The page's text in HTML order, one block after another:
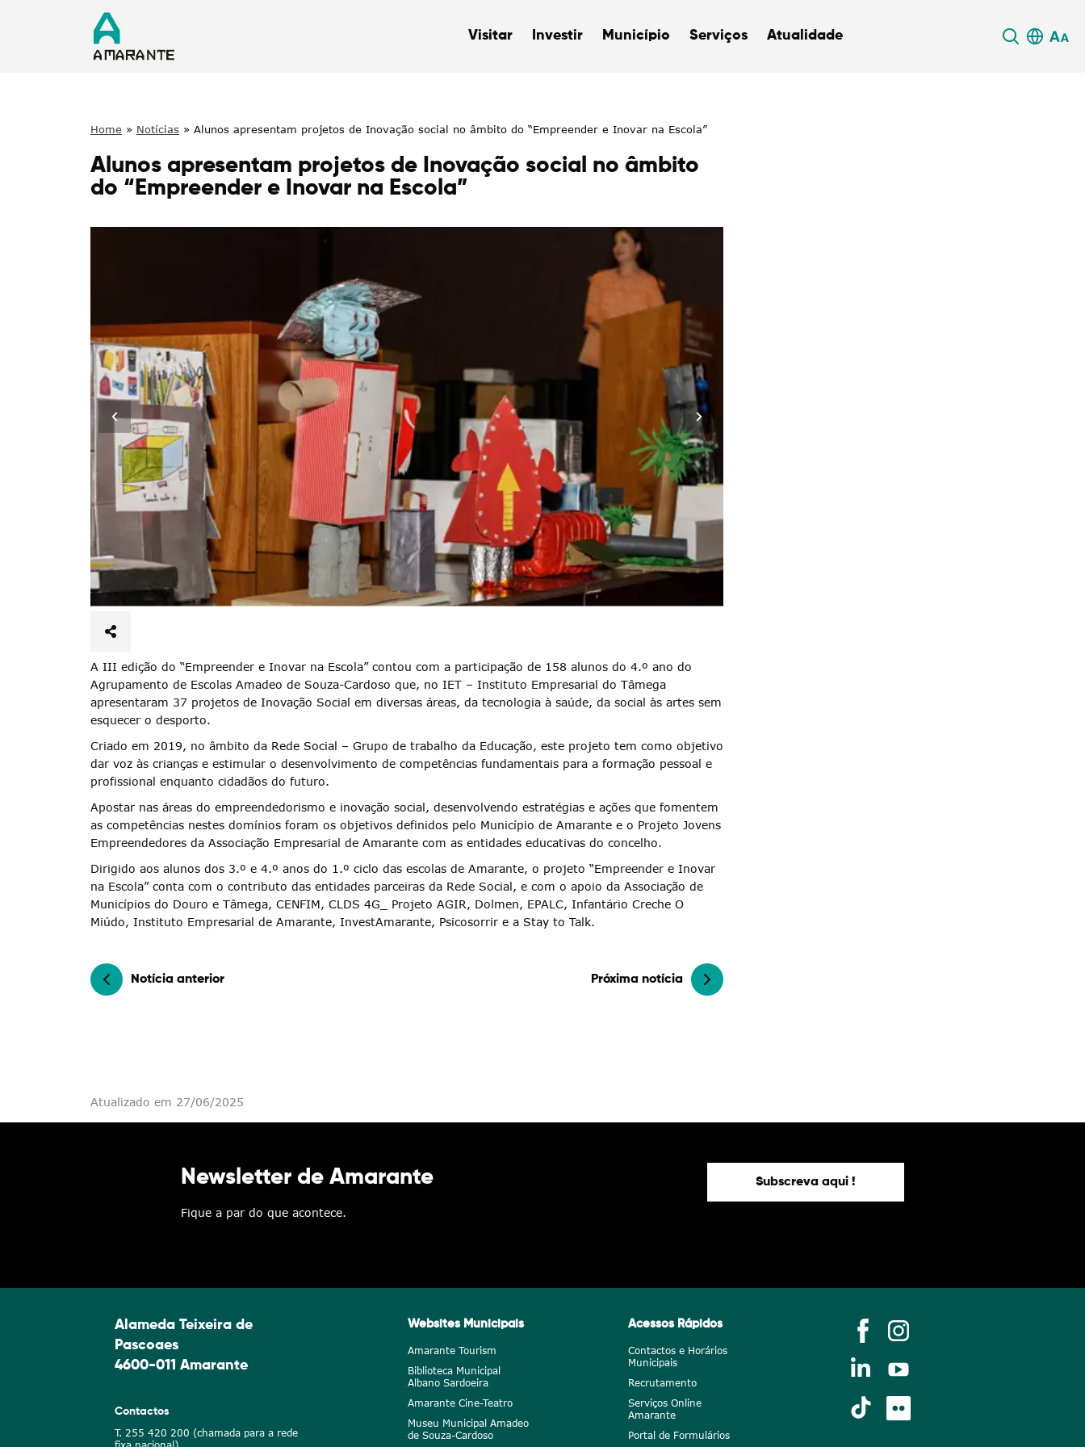
Visitar Investir Município Serviços Atualidade
Termo de Pesquisa
Categorias gerais
Home » Notícias » Alunos apresentam projetos de Inovação social no âmbito do “Empreender e Inovar na Escola”
Alunos apresentam projetos de Inovação social no âmbito
do “Empreender e Inovar na Escola”
A III edição do “Empreender e Inovar na Escola” contou com a participação de 158 alunos do 4.º ano do
Agrupamento de Escolas Amadeo de Souza-Cardoso que, no IET – Instituto Empresarial do Tâmega
apresentaram 37 projetos de Inovação Social em diversas áreas, da tecnologia à saúde, da social às artes sem
esquecer o desporto.
Criado em 2019, no âmbito da Rede Social – Grupo de trabalho da Educação, este projeto tem como objetivo
dar voz às crianças e estimular o desenvolvimento de competências fundamentais para a formação pessoal e
profissional enquanto cidadãos do futuro.
Apostar nas áreas do empreendedorismo e inovação social, desenvolvendo estratégias e ações que fomentem
as competências nestes domínios foram os objetivos definidos pelo Município de Amarante e o Projeto Jovens
Empreendedores da Associação Empresarial de Amarante com as entidades educativas do concelho.
Dirigido aos alunos dos 3.º e 4.º anos do 1.º ciclo das escolas de Amarante, o projeto “Empreender e Inovar
na Escola” conta com o contributo das entidades parceiras da Rede Social, e com o apoio da Associação de
Municípios do Douro e Tâmega, CENFIM, CLDS 4G_ Projeto AGIR, Dolmen, EPALC, Infantário Creche O
Miúdo, Instituto Empresarial de Amarante, InvestAmarante, Psicosorrir e a Stay to Talk.
Notícia anterior Próxima notícia
Atualizado em 27/06/2025
Newsletter de Amarante
Fique a par do que acontece.
Subscreva aqui !
Alameda Teixeira de
Pascoaes
4600-011 Amarante
Contactos
T. 255 420 200 (chamada para a rede
Websites Municipais
Amarante Tourism
Biblioteca Municipal
Albano Sardoeira
Amarante Cine-Teatro
Museu Municipal Amadeo
de Souza-Cardoso
Acessos Rápidos
Contactos e Horários
Municipais
Recrutamento
Serviços Online
Amarante
Portal de Formulários